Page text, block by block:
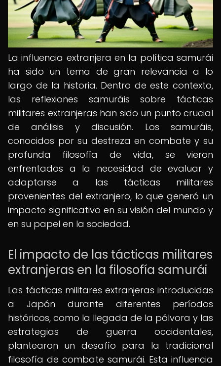
La influencia extranjera en la política samurái
ha sido un tema de gran relevancia a lo
largo de la historia. Dentro de este contexto,
las reflexiones samuráis sobre tácticas
militares extranjeras han sido un punto crucial
de análisis y discusión. Los samuráis,
conocidos por su destreza en combate y su
profunda filosofía de vida, se vieron
enfrentados a la necesidad de evaluar y
adaptarse a las tácticas militares
provenientes del extranjero, lo que generó un
impacto significativo en su visión del mundo y
en su papel en la sociedad.
El impacto de las tácticas militares
extranjeras en la filosofía samurái
Las tácticas militares extranjeras introducidas
a Japón durante diferentes períodos
históricos, como la llegada de la pólvora y las
estrategias de guerra occidentales,
plantearon un desafío para la tradicional
filosofía de combate samurái. Esta influencia